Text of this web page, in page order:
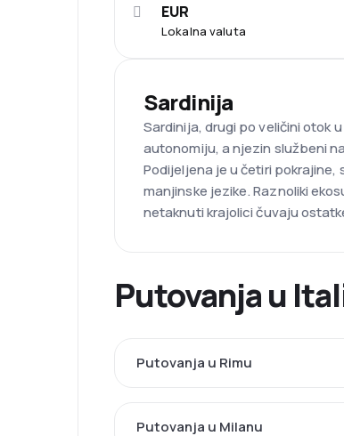
Lokalna valuta
EUR
Sardinija
Sardinija, drugi po veličini otok
autonomiju, a njezin službeni
Podijeljena je u četiri pokrajine,
manjinske jezike. Raznoliki
netaknuti krajolici čuvaju
Putovanja u
Putovanja u Rimu
Putovanja u Milanu